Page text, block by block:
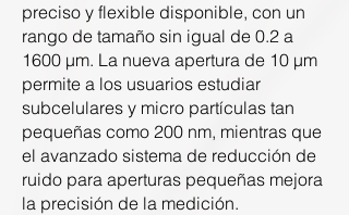
preciso y flexible disponible, con un
rango de tamaño sin igual de 0.2 a
1600 μm. La nueva apertura de 10 μm
permite a los usuarios estudiar
subcelulares y micro partículas tan
pequeñas como 200 nm, mientras que
el avanzado sistema de reducción de
ruido para aperturas pequeñas mejora
la precisión de la medición.